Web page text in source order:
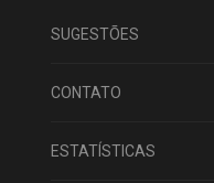
SUGESTÕES
CONTATO
ESTATÍSTICAS